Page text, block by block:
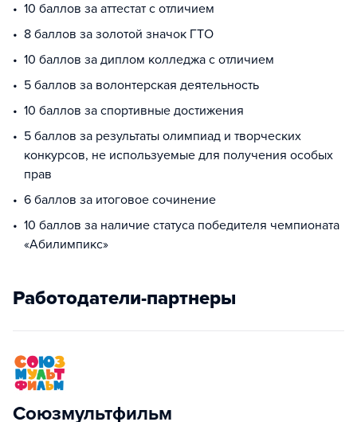
10 баллов за аттестат с отличием
8 баллов за золотой значок ГТО
10 баллов за диплом колледжа с отличием
5 баллов за волонтерская деятельность
10 баллов за спортивные достижения
5 баллов за результаты олимпиад и творческих
конкурсов, не используемые для получения особых
прав
6 баллов за итоговое сочинение
10 баллов за наличие статуса победителя чемпионата
«Абилимпикс»
Работодатели-партнеры
Союзмультфильм